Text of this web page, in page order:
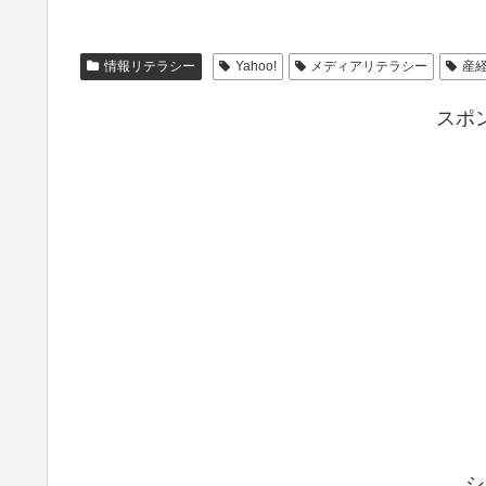
情報リテラシー Yahoo! メディアリテラシー 産
スポ